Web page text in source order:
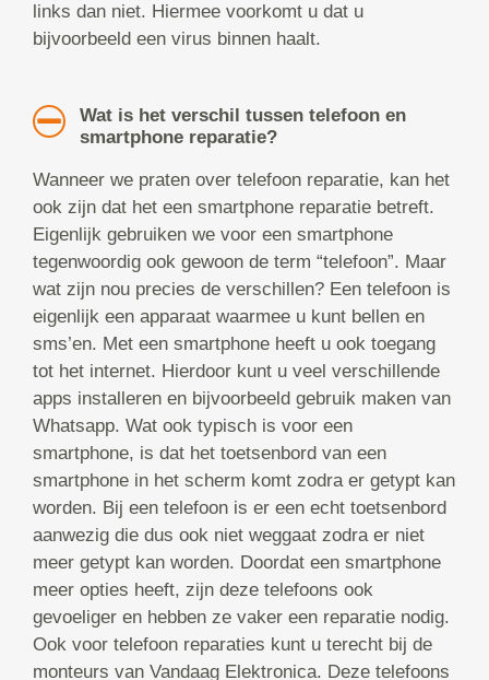
links dan niet. Hiermee voorkomt u dat u
bijvoorbeeld een virus binnen haalt.
Wat is het verschil tussen telefoon en
smartphone reparatie?
Wanneer we praten over telefoon reparatie, kan het
ook zijn dat het een smartphone reparatie betreft.
Eigenlijk gebruiken we voor een smartphone
tegenwoordig ook gewoon de term “telefoon”. Maar
wat zijn nou precies de verschillen? Een telefoon is
eigenlijk een apparaat waarmee u kunt bellen en
sms’en. Met een smartphone heeft u ook toegang
tot het internet. Hierdoor kunt u veel verschillende
apps installeren en bijvoorbeeld gebruik maken van
Whatsapp. Wat ook typisch is voor een
smartphone, is dat het toetsenbord van een
smartphone in het scherm komt zodra er getypt kan
worden. Bij een telefoon is er een echt toetsenbord
aanwezig die dus ook niet weggaat zodra er niet
meer getypt kan worden. Doordat een smartphone
meer opties heeft, zijn deze telefoons ook
gevoeliger en hebben ze vaker een reparatie nodig.
Ook voor telefoon reparaties kunt u terecht bij de
monteurs van Vandaag Elektronica. Deze telefoons